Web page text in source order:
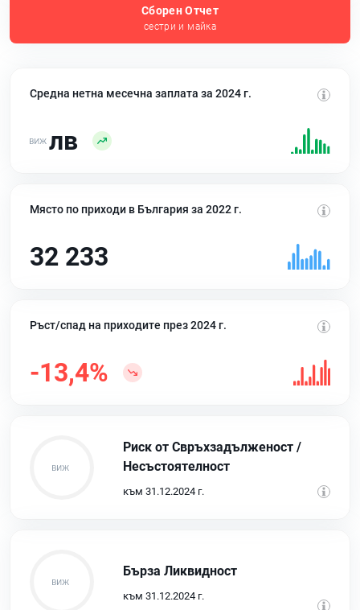
Сборен Отчет
сестри и майка
Средна нетна месечна заплата за 2024 г.
лв
Място по приходи в България за 2022 г.
32 233
Ръст/спад на приходите през 2024 г.
-13,4%
Риск от Свръхзадълженост /
Несъстоятелност
към 31.12.2024 г.
Бърза Ликвидност
към 31.12.2024 г.